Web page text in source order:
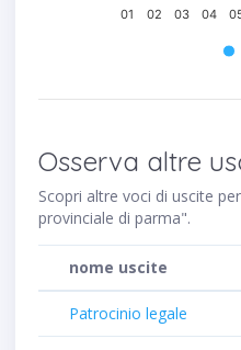
01 02 03 04
Osserva altre
Scopri altre voci di uscite
provinciale di parma".
nome uscite
Patrocinio legale